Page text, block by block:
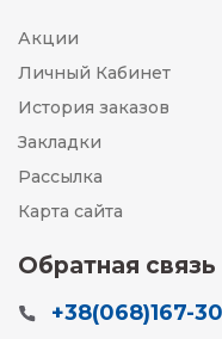
Акции
Личный Кабинет
История заказов
Закладки
Рассылка
Карта сайта
Обратная связь
+38(068)167-